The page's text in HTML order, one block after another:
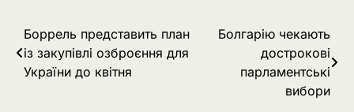
Навігація
записів
Боррель представить план
із закупівлі озброєння для
України до квітня
Болгарію чекають
дострокові
парламентські
вибори